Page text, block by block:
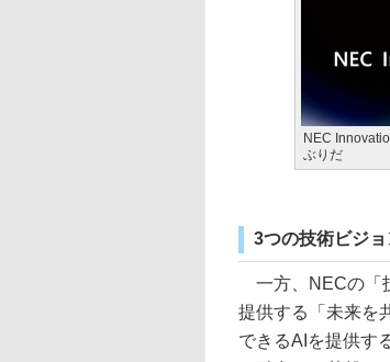
NEC
ぶりだ
3つの技術ビジ
一方、NECの「
提供する「未来を
できるAIを提供す